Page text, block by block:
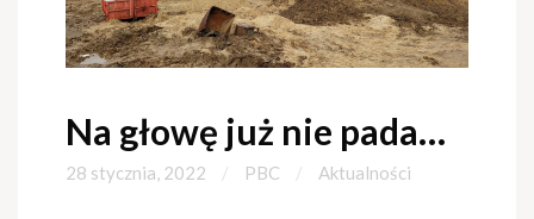
Na głowę już nie pada…
28 stycznia, 2022 PBC Aktualności